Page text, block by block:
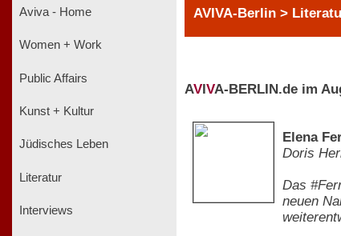
Aviva - Home
Women + Work
Public Affairs
Kunst + Kultur
Jüdisches Leben
Literatur
Interviews
AVIVA-Berlin >
AV VA-BERLIN.de im
Elena
Doris
Das
neuen